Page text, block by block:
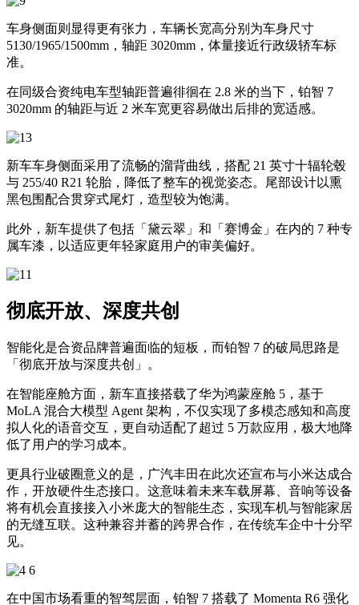
车身侧面则显得更有张力，车辆长宽高分别为车身尺寸
5130/1965/1500mm，轴距 3020mm，体量接近行政级轿车标
准。
在同级合资纯电车型轴距普遍徘徊在 2.8 米的当下，铂智 7
3020mm 的轴距与近 2 米车宽更容易做出后排的宽适感。
新车车身侧面采用了流畅的溜背曲线，搭配 21 英寸十辐轮毂
与 255/40 R21 轮胎，降低了整车的视觉姿态。尾部设计以熏
黑包围配合贯穿式尾灯，造型较为饱满。
此外，新车提供了包括「黛云翠」和「赛博金」在内的 7 种专
属车漆，以适应更年轻家庭用户的审美偏好。
彻底开放、深度共创
智能化是合资品牌普遍面临的短板，而铂智 7 的破局思路是
「彻底开放与深度共创」。
在智能座舱方面，新车直接搭载了华为鸿蒙座舱 5，基于
MoLA 混合大模型 Agent 架构，不仅实现了多模态感知和高度
拟人化的语音交互，更自动适配了超过 5 万款应用，极大地降
低了用户的学习成本。
更具行业破圈意义的是，广汽丰田在此次还宣布与小米达成合
作，开放硬件生态接口。这意味着未来车载屏幕、音响等设备
将有机会直接接入小米庞大的智能生态，实现车机与智能家居
的无缝互联。这种兼容并蓄的跨界合作，在传统车企中十分罕
见。
在中国市场看重的智驾层面，铂智 7 搭载了 Momenta R6 强化